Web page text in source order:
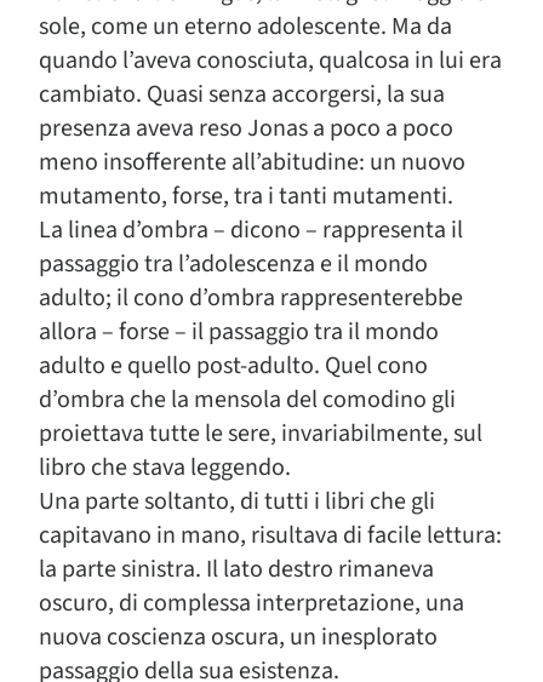
sole, come un eterno adolescente. Ma da
quando l’aveva conosciuta, qualcosa in lui era
cambiato. Quasi senza accorgersi, la sua
presenza aveva reso Jonas a poco a poco
meno insofferente all’abitudine: un nuovo
mutamento, forse, tra i tanti mutamenti.
La linea d’ombra – dicono – rappresenta il
passaggio tra l’adolescenza e il mondo
adulto; il cono d’ombra rappresenterebbe
allora – forse – il passaggio tra il mondo
adulto e quello post-adulto. Quel cono
d’ombra che la mensola del comodino gli
proiettava tutte le sere, invariabilmente, sul
libro che stava leggendo.
Una parte soltanto, di tutti i libri che gli
capitavano in mano, risultava di facile lettura:
la parte sinistra. Il lato destro rimaneva
oscuro, di complessa interpretazione, una
nuova coscienza oscura, un inesplorato
passaggio della sua esistenza.